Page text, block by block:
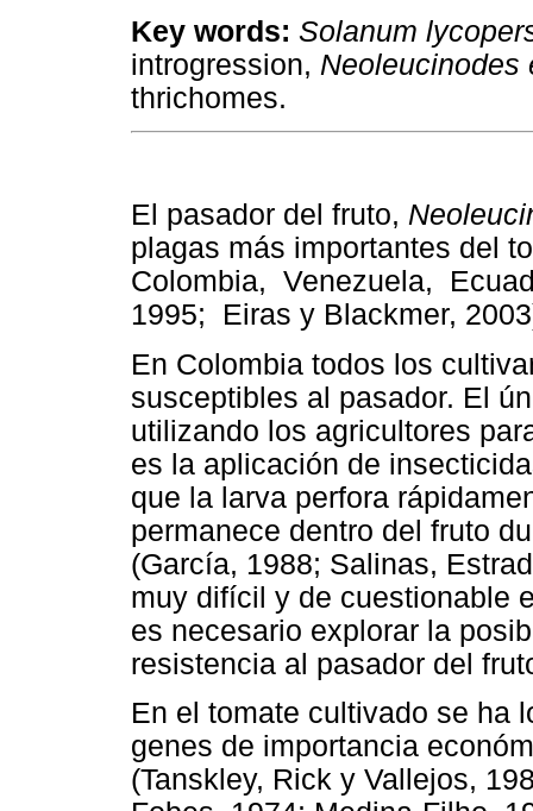
Key words: Solanum
introgression, Neoleucinodes
thrichomes.
El pasador del fruto,
plagas más importantes del
Colombia, Venezuela,
1995; Eiras y Blackmer,
En Colombia todos los
susceptibles al pasador. El
utilizando los agricultores
es la aplicación de
que la larva perfora
permanece dentro del fruto
(García, 1988; Salinas,
muy difícil y de cuestionable
es necesario explorar la
resistencia al pasador del
En el tomate cultivado se ha
genes de importancia
(Tanskley, Rick y Vallejos,